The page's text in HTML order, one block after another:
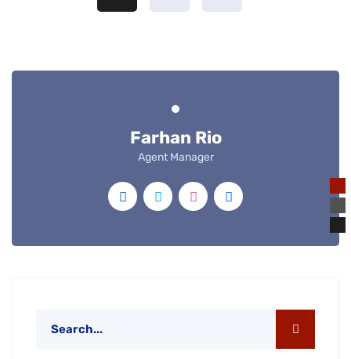
Farhan Rio
Agent Manager